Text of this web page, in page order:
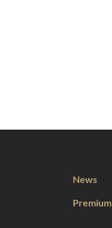
News
Premium